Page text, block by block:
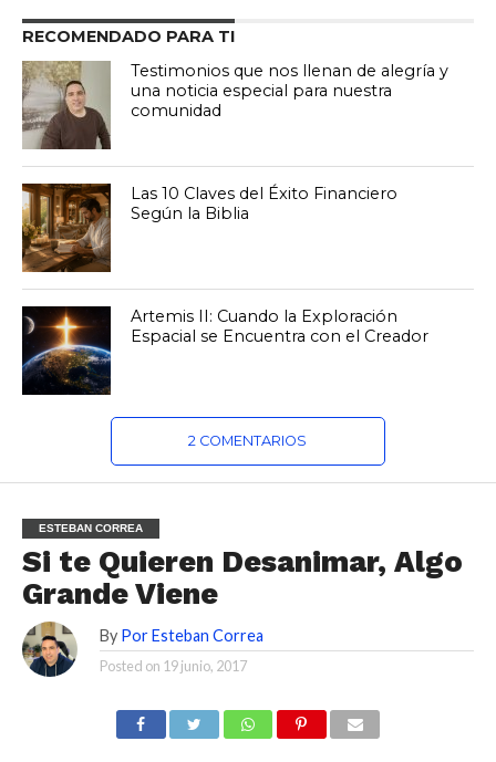
RECOMENDADO PARA TI
Testimonios que nos llenan de alegría y
una noticia especial para nuestra
comunidad
Las 10 Claves del Éxito Financiero
Según la Biblia
Artemis II: Cuando la Exploración
Espacial se Encuentra con el Creador
2 COMENTARIOS
ESTEBAN CORREA
Si te Quieren Desanimar, Algo
Grande Viene
By Por Esteban Correa
Posted on 19 junio, 2017